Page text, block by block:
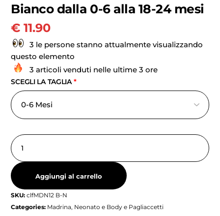
Bianco dalla 0-6 alla 18-24 mesi
€ 11.90
3 le persone stanno attualmente visualizzando
questo elemento
3 articoli venduti nelle ultime 3 ore
SCEGLI LA TAGLIA*
Aggiungi al carrello
SKU:clfMDN12 B-N
Categories: Madrina, Neonato e Body e Pagliaccetti